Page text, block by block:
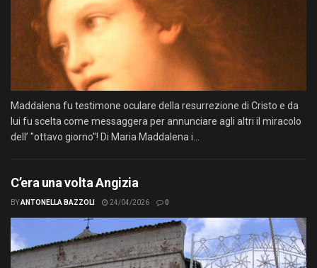
Maddalena fu testimone oculare della resurrezione di Cristo e da
lui fu scelta come messaggera per annunciare agli altri il miracolo
dell’ "ottavo giorno"! Di Maria Maddalena i...
C’era una volta Angizia
BYANTONELLA BAZZOLI 24/04/2026 0